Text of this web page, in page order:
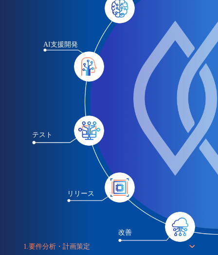
1. 要件分析・計画策定
AI支援開発
テスト
リリース
改善